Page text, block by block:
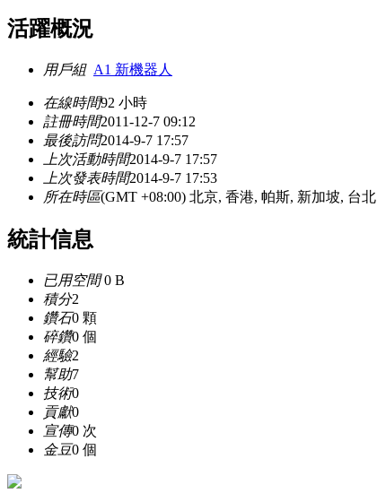
活躍概況
用戶組 A1 新機器人
在線時間92 小時
註冊時間2011-12-7 09:12
最後訪問2014-9-7 17:57
上次活動時間2014-9-7 17:57
上次發表時間2014-9-7 17:53
所在時區(GMT +08:00) 北京, 香港, 帕斯, 新加坡, 台北
統計信息
已用空間0 B
積分2
鑽石0 顆
碎鑽0 個
經驗2
幫助7
技術0
貢獻0
宣傳0 次
金豆0 個